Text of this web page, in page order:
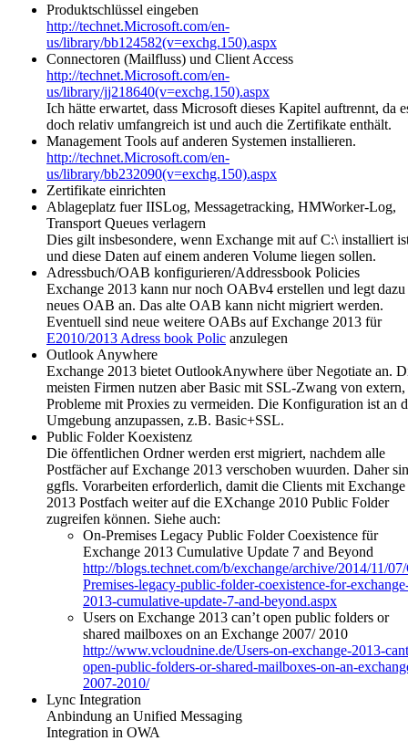
Produktschlüssel eingeben
http://technet.Microsoft.com/en-
us/library/bb124582(v=exchg.150).aspx
Connectoren (Mailfluss) und Client Access
http://technet.Microsoft.com/en-
us/library/jj218640(v=exchg.150).aspx
Ich hätte erwartet, dass Microsoft dieses Kapitel auftrennt, da
doch relativ umfangreich ist und auch die Zertifikate enthält.
Management Tools auf anderen Systemen installieren.
http://technet.Microsoft.com/en-
us/library/bb232090(v=exchg.150).aspx
Zertifikate einrichten
Ablageplatz fuer IISLog, Messagetracking, HMWorker-Log,
Transport Queues verlagern
Dies gilt insbesondere, wenn Exchange mit auf C:\ installiert
und diese Daten auf einem anderen Volume liegen sollen.
Adressbuch/OAB konfigurieren/Addressbook Policies
Exchange 2013 kann nur noch OABv4 erstellen und legt dazu
neues OAB an. Das alte OAB kann nicht migriert werden.
Eventuell sind neue weitere OABs auf Exchange 2013 für
E2010/2013 Adress book Polic anzulegen
Outlook Anywhere
Exchange 2013 bietet OutlookAnywhere über Negotiate an.
meisten Firmen nutzen aber Basic mit SSL-Zwang von
Probleme mit Proxies zu vermeiden. Die Konfiguration ist an
Umgebung anzupassen, z.B. Basic+SSL.
Public Folder Koexistenz
Die öffentlichen Ordner werden erst migriert, nachdem alle
Postfächer auf Exchange 2013 verschoben wuurden. Daher
ggfls. Vorarbeiten erforderlich, damit die Clients mit Exchange
2013 Postfach weiter auf die EXchange 2010 Public Folder
zugreifen können. Siehe auch:
On-Premises Legacy Public Folder Coexistence für
Exchange 2013 Cumulative Update 7 and Beyond
http://blogs.technet.com/b/exchange/archive/2014/11/
Premises-legacy-public-folder-coexistence-for-
2013-cumulative-update-7-and-beyond.aspx
Users on Exchange 2013 can’t open public folders or
shared mailboxes on an Exchange 2007/ 2010
http://www.vcloudnine.de/Users-on-exchange-2013-
open-public-folders-or-shared-mailboxes-on-an-
2007-2010/
Lync Integration
Anbindung an Unified Messaging
Integration in OWA